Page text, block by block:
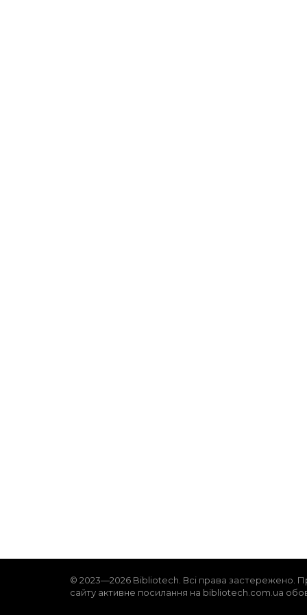
© 2023—2026 Bibliotech. Всі права застережено.
сайту активне посилання на bibliotech.com.ua